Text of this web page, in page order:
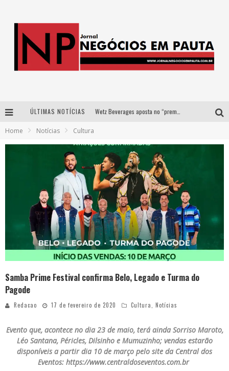
ÚLTIMAS NOTÍCIAS
Home Notícias Cultura
Samba Prime Festival confirma Belo, Legado e Turma do
Pagode
Redacao 17 de fevereiro de 2020 Cultura, Notícias
Evento que, acontece no dia 23 de maio, terá ainda Sorriso Maroto,
Léo Santana, Péricles, Dilsinho e Mumuzinho; vendas estarão
disponíveis a partir dia 10 de março pelo site da Central dos
Eventos: https://www.centraldoseventos.com.br